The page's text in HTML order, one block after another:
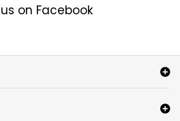
on Facebook